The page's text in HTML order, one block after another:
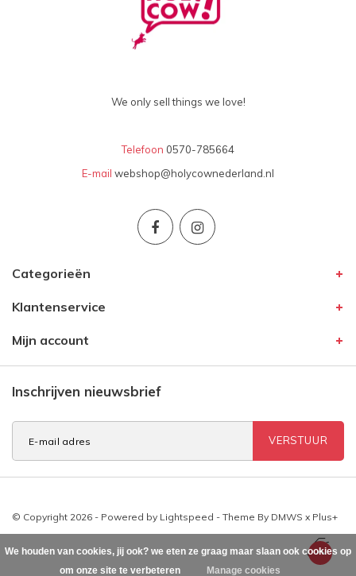
We only sell things we love!
Telefoon 0570-785664
E-mail webshop@holycownederland.nl
Categorieën
Klantenservice
Mijn account
Inschrijven nieuwsbrief
VERSTUUR
© Copyright 2026 - Powered by Lightspeed - Theme By DMWS x Plus+
We houden van cookies, jij ook? we eten ze graag maar slaan ook cookies op
om onze site te verbeteren
Manage cookies